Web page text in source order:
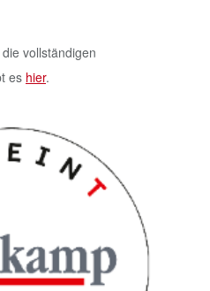
vollständigen
es hier.